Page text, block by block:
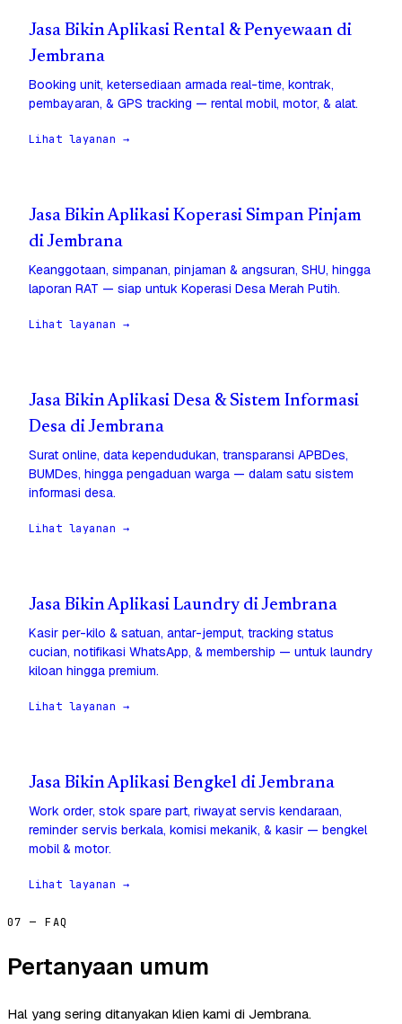
Jasa Bikin Aplikasi Rental & Penyewaan di
Jembrana
Booking unit, ketersediaan armada real-time, kontrak,
pembayaran, & GPS tracking — rental mobil, motor, & alat.
Lihat layanan →
Jasa Bikin Aplikasi Koperasi Simpan Pinjam
di Jembrana
Keanggotaan, simpanan, pinjaman & angsuran, SHU, hingga
laporan RAT — siap untuk Koperasi Desa Merah Putih.
Lihat layanan →
Jasa Bikin Aplikasi Desa & Sistem Informasi
Desa di Jembrana
Surat online, data kependudukan, transparansi APBDes,
BUMDes, hingga pengaduan warga — dalam satu sistem
informasi desa.
Lihat layanan →
Jasa Bikin Aplikasi Laundry di Jembrana
Kasir per-kilo & satuan, antar-jemput, tracking status
cucian, notifikasi WhatsApp, & membership — untuk laundry
kiloan hingga premium.
Lihat layanan →
Jasa Bikin Aplikasi Bengkel di Jembrana
Work order, stok spare part, riwayat servis kendaraan,
reminder servis berkala, komisi mekanik, & kasir — bengkel
mobil & motor.
Lihat layanan →
07 — FAQ
Pertanyaan umum
Hal yang sering ditanyakan klien kami di Jembrana.